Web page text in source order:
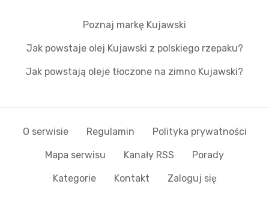
Poznaj markę Kujawski
Jak powstaje olej Kujawski z polskiego rzepaku?
Jak powstają oleje tłoczone na zimno Kujawski?
O serwisie Regulamin Polityka prywatności
Mapa serwisu Kanały RSS Porady
Kategorie Kontakt Zaloguj się